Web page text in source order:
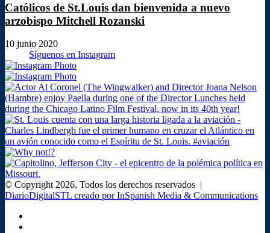
Católicos de St.Louis dan bienvenida a nuevo
arzobispo Mitchell Rozanski
10 junio 2020
Síguenos en Instagram
© Copyright 2026, Todos los derechos reservados |
DiarioDigitalSTL creado por InSpanish Media & Communications